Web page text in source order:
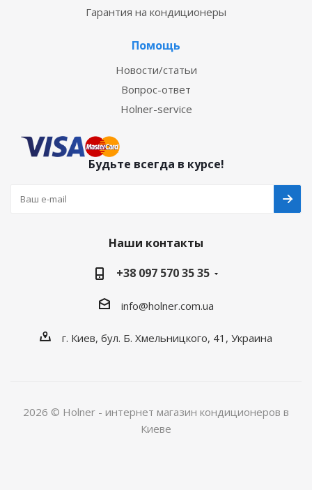
Гарантия на кондиционеры
Помощь
Новости/статьи
Вопрос-ответ
Holner-service
Будьте всегда в курсе!
Наши контакты
+38 097 570 35 35
info@holner.com.ua
г. Киев, бул. Б. Хмельницкого, 41, Украина
2026 © Holner - интернет магазин кондиционеров в
Киеве